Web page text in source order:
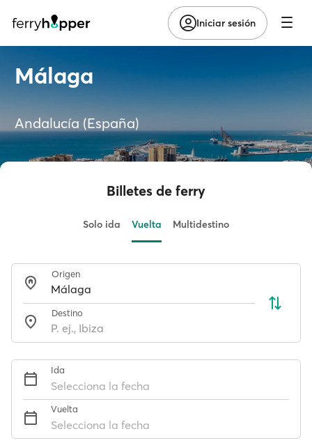
Iniciar sesión
Málaga
Andalucía (España)
Billetes de ferry
Solo ida Vuelta Multidestino
Origen
Destino
Ida
Selecciona la fecha
Vuelta
Selecciona la fecha